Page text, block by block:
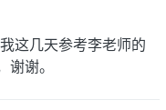
这几天参考李老师的
谢。